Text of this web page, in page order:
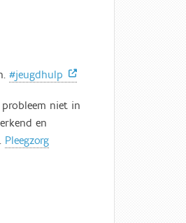
#jeugdhulp
probleem niet in
en
Pleegzorg